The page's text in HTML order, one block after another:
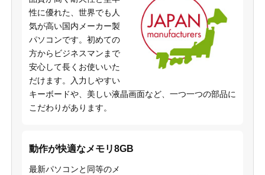
性に優れた、世界でも人
気が高い国内メーカー製
パソコンです。初めての
方からビジネスマンまで
安心して長くお使いいた
だけます。入力しやすい
キーボードや、美しい液晶画面など、一つ一つの部品に
こだわりがあります。
動作が快適なメモリ8GB
最新パソコンと同等のメ